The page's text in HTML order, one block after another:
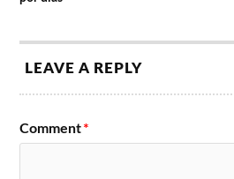
LEAVE A REPLY
Comment*